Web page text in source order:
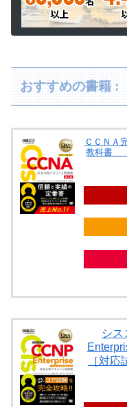
おすすめの書籍 :
ＣＣＮＡ
教科書
シス
［対